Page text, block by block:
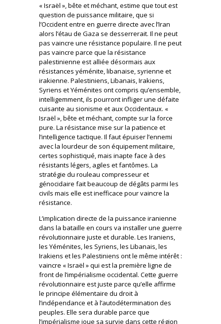
« Israël », bête et méchant, estime que tout est
question de puissance militaire, que si
l’Occident entre en guerre directe avec l’Iran
alors l’étau de Gaza se desserrerait. Il ne peut
pas vaincre une résistance populaire. Il ne peut
pas vaincre parce que la résistance
palestinienne est alliée désormais aux
résistances yéménite, libanaise, syrienne et
irakienne. Palestiniens, Libanais, Irakiens,
Syriens et Yéménites ont compris qu’ensemble,
intelligemment, ils pourront infliger une défaite
cuisante au sionisme et aux Occidentaux. «
Israël », bête et méchant, compte sur la force
pure. La résistance mise sur la patience et
l’intelligence tactique. Il faut épuiser l’ennemi
avec la lourdeur de son équipement militaire,
certes sophistiqué, mais inapte face à des
résistants légers, agiles et fantômes. La
stratégie du rouleau compresseur et
génocidaire fait beaucoup de dégâts parmi les
civils mais elle est inefficace pour vaincre la
résistance.
L’implication directe de la puissance iranienne
dans la bataille en cours va installer une guerre
révolutionnaire juste et durable. Les Iraniens,
les Yéménites, les Syriens, les Libanais, les
Irakiens et les Palestiniens ont le même intérêt :
vaincre « Israël » qui est la première ligne de
front de l’impérialisme occidental. Cette guerre
révolutionnaire est juste parce qu’elle affirme
le principe élémentaire du droit à
l’indépendance et à l’autodétermination des
peuples. Elle sera durable parce que
l’impérialisme joue sa survie dans cette région